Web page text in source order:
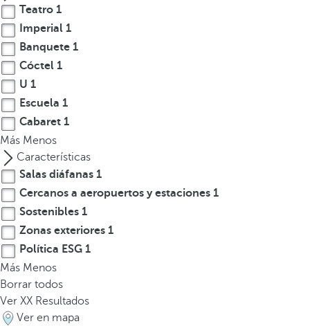
i
a
a
b
a
j
o
a
a
n
a
v
e
g
r
a
Teatro 1
Imperial 1
Banquete 1
Cóctel 1
U 1
Escuela 1
Cabaret 1
Más Menos
Características
Salas diáfanas 1
Cercanos a aeropuertos y estaciones 1
Sostenibles 1
Zonas exteriores 1
Política ESG 1
Más Menos
Borrar todos
Ver XX Resultados
Ver en mapa